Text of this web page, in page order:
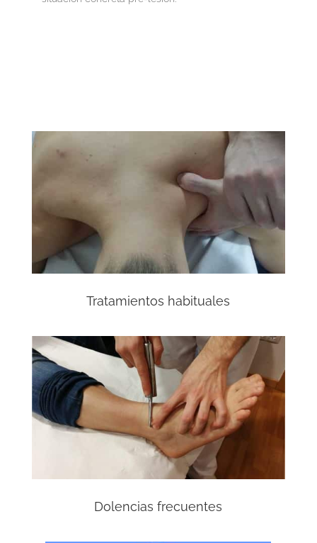
Tratamientos habituales
Dolencias frecuentes